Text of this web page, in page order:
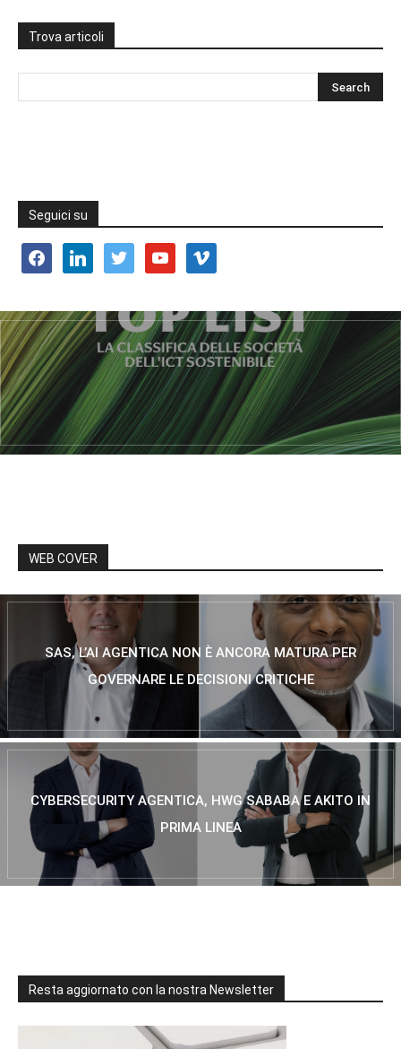
Trova articoli
Seguici su
facebooklinkedin twitter youtube vimeo
WEB COVER
SAS, L’AI AGENTICA NON È ANCORA MATURA PER
GOVERNARE LE DECISIONI CRITICHE
CYBERSECURITY AGENTICA, HWG SABABA E AKITO IN
PRIMA LINEA
Resta aggiornato con la nostra Newsletter